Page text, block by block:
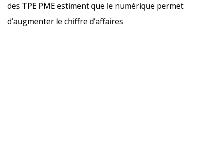
des TPE PME estiment que le numérique permet
d’augmenter le chiffre d’affaires